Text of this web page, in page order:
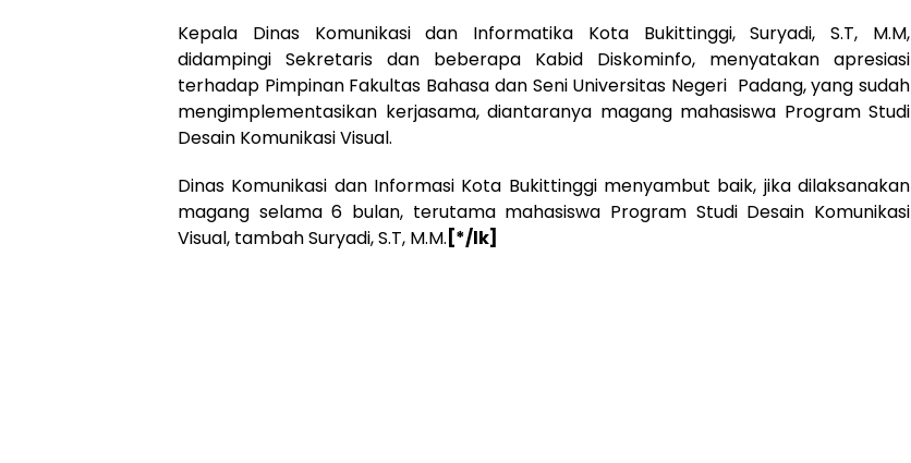
Kepala Dinas Komunikasi dan Informatika Kota Bukittinggi, Suryadi, S.T, M.M,
didampingi Sekretaris dan beberapa Kabid Diskominfo, menyatakan apresiasi
terhadap Pimpinan Fakultas Bahasa dan Seni Universitas Negeri Padang, yang sudah
mengimplementasikan kerjasama, diantaranya magang mahasiswa Program Studi
Desain Komunikasi Visual.
Dinas Komunikasi dan Informasi Kota Bukittinggi menyambut baik, jika dilaksanakan
magang selama 6 bulan, terutama mahasiswa Program Studi Desain Komunikasi
Visual, tambah Suryadi, S.T, M.M. [*/lk]